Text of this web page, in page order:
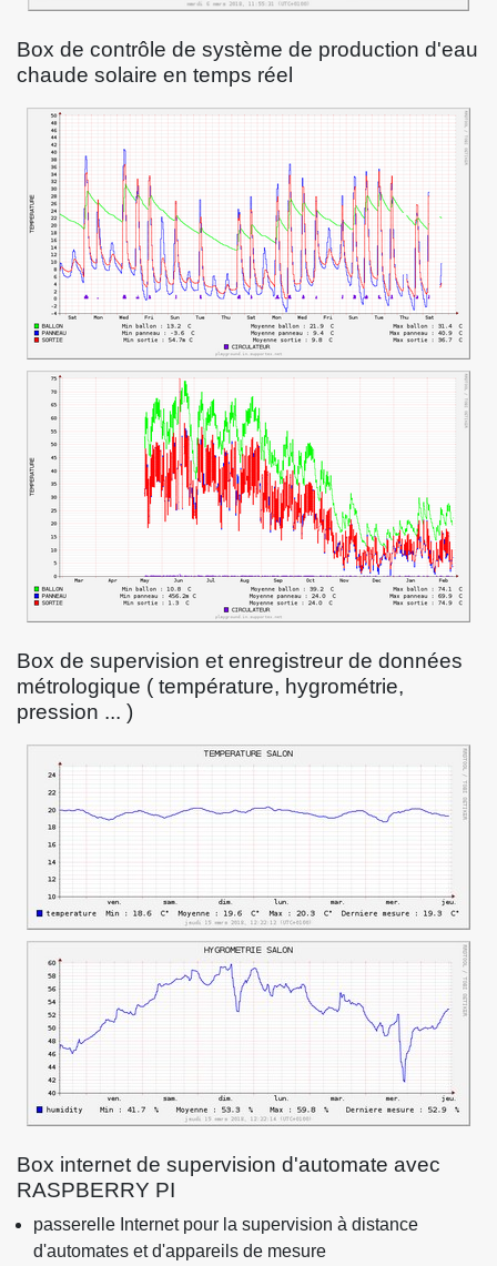
Box de contrôle de système de production d'eau
chaude solaire en temps réel
Box de supervision et enregistreur de données
métrologique ( température, hygrométrie,
pression ... )
Box internet de supervision d'automate avec
RASPBERRY PI
passerelle Internet pour la supervision à distance
d'automates et d'appareils de mesure